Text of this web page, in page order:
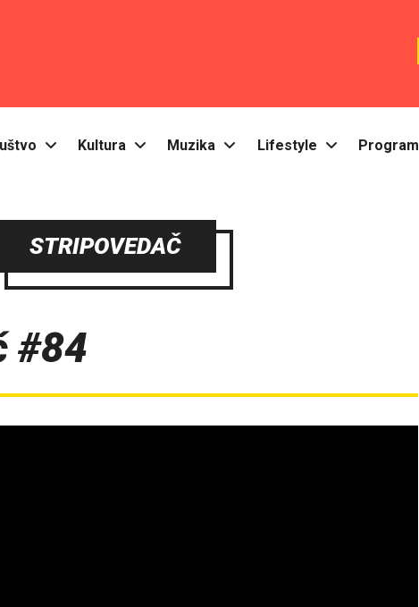
Kultura Muzika Lifestyle Program
STRIPOVEDAČ
#84